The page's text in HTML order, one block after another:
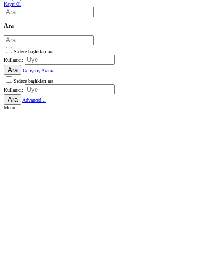
Kayıt Ol
Ara
Sadece başlıkları ara
Kullanıcı:
Ara
Gelişmiş Arama...
Sadece başlıkları ara
Kullanıcı:
Ara
Advanced...
Menü